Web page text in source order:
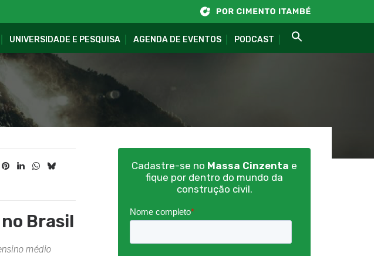
UNIVERSIDADE E PESQUISA AGENDA DE EVENTOS PODCAST
Brasil
médio
Cadastre-se no Massa Cinzenta e
fique por dentro do mundo da
construção civil.